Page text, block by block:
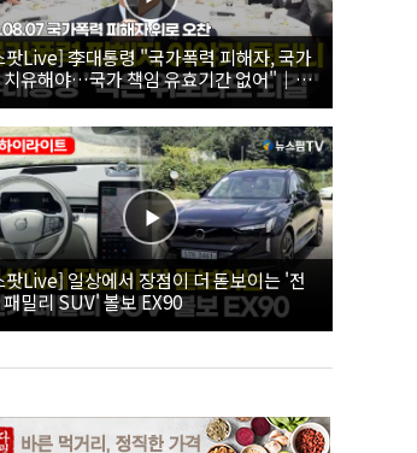
팟Live] 李대통령 "국가폭력 피해자, 국가
치유해야…국가 책임 유효기간 없어"｜
국가폭력 피해자 위로 오찬
팟Live] 일상에서 장점이 더 돋보이는 '전
패밀리 SUV' 볼보 EX90